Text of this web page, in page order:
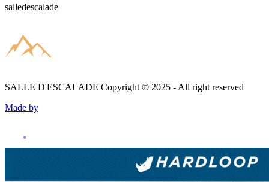
salledescalade
SALLE D'ESCALADE Copyright © 2025 - All right reserved
Made by